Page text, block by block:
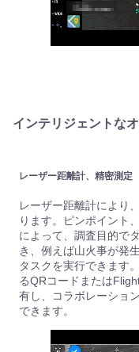
インテリジェントな
レーザー距離計、精密測定
レーザー距離計により
ります。ピンポイント
によって、調査目的で
き、例えば山火事が発
タスクを実行できます
るQRコードまたは
有し、コラボレーショ
できます。